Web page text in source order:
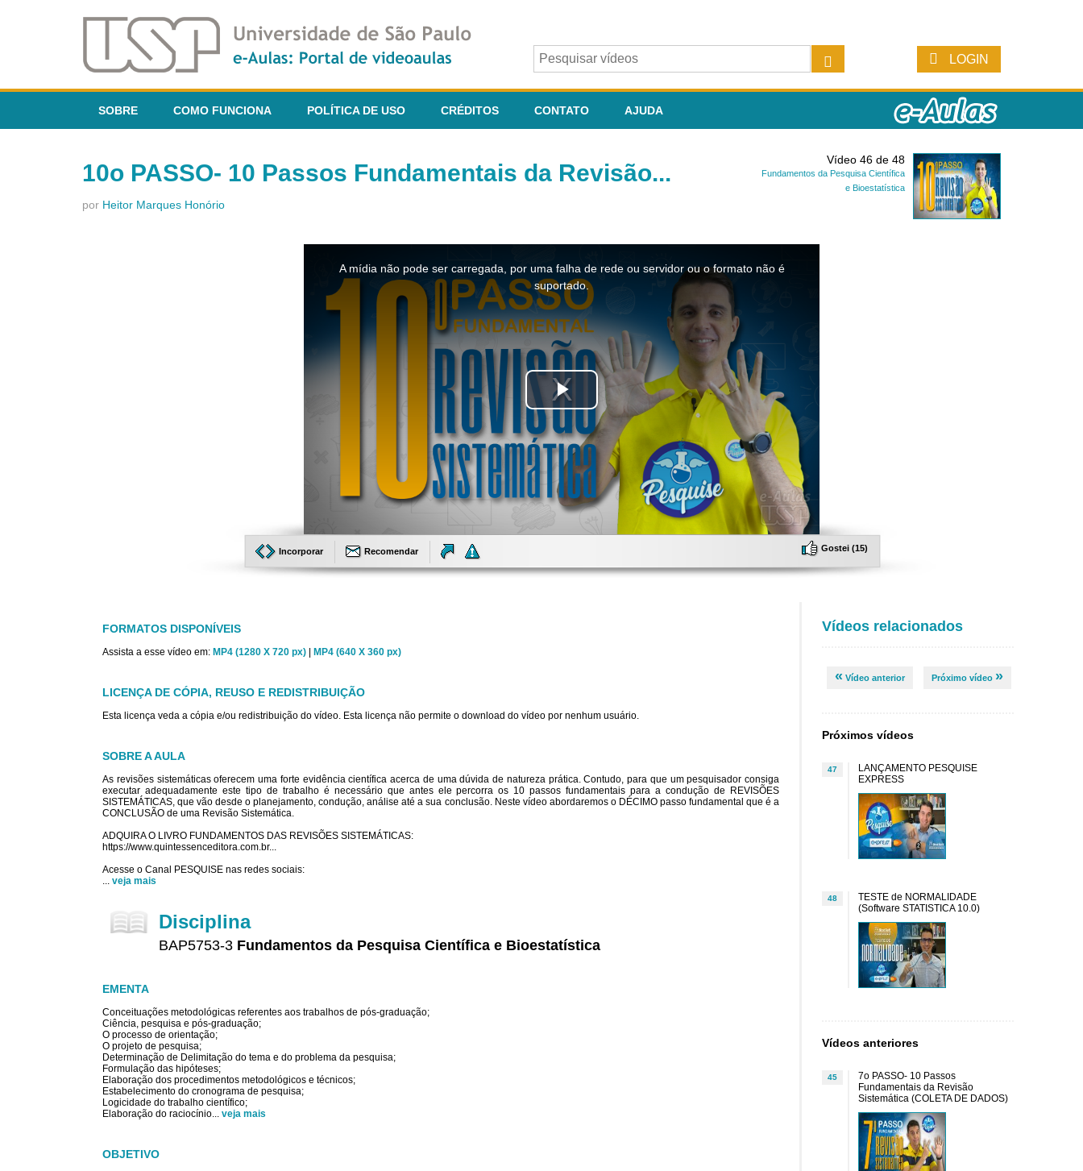
LOGIN
SOBRE COMO FUNCIONA POLÍTICA DE USO CRÉDITOS CONTATO AJUDA
Vídeo 46 de 48
Fundamentos da Pesquisa Científica
e Bioestatística
10o PASSO- 10 Passos Fundamentais da Revisão...
por Heitor Marques Honório
Tocar
Vídeo
A mídia não pode ser carregada, por uma falha de rede ou servidor ou o formato não é
suportado.
Incorporar Recomendar Gostei (15)
FORMATOS DISPONÍVEIS
Assista a esse vídeo em: MP4 (1280 X 720 px) MP4 (640 X 360 px)
LICENÇA DE CÓPIA, REUSO E REDISTRIBUIÇÃO
Esta licença veda a cópia e/ou redistribuição do vídeo. Esta licença não permite o download do vídeo por nenhum usuário.
SOBRE A AULA
As revisões sistemáticas oferecem uma forte evidência científica acerca de uma dúvida de natureza prática. Contudo, para que um pesquisador consiga
executar adequadamente este tipo de trabalho é necessário que antes ele percorra os 10 passos fundamentais para a condução de REVISÕES
SISTEMÁTICAS, que vão desde o planejamento, condução, análise até a sua conclusão. Neste vídeo abordaremos o DÉCIMO passo fundamental que é a
CONCLUSÃO de uma Revisão Sistemática.
ADQUIRA O LIVRO FUNDAMENTOS DAS REVISÕES SISTEMÁTICAS:
https://www.quintessenceditora.com.br...
Acesse o Canal PESQUISE nas redes sociais:
... veja mais
Disciplina
BAP5753-3 Fundamentos da Pesquisa Científica e Bioestatística
EMENTA
Conceituações metodológicas referentes aos trabalhos de pós-graduação;
Ciência, pesquisa e pós-graduação;
O processo de orientação;
O projeto de pesquisa;
Determinação de Delimitação do tema e do problema da pesquisa;
Formulação das hipóteses;
Elaboração dos procedimentos metodológicos e técnicos;
Estabelecimento do cronograma de pesquisa;
Logicidade do trabalho científico;
Elaboração do raciocínio... veja mais
OBJETIVO
Vídeos relacionados
« Vídeo anterior Próximo vídeo »
Próximos vídeos
47
LANÇAMENTO PESQUISE
EXPRESS
48
TESTE de NORMALIDADE
(Software STATISTICA 10.0)
Vídeos anteriores
45
7o PASSO- 10 Passos
Fundamentais da Revisão
Sistemática (COLETA DE DADOS)